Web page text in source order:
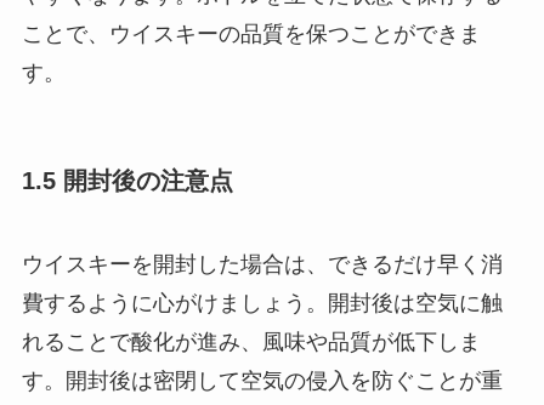
ことで、ウイスキーの品質を保つことができま
す。
1.5 開封後の注意点
ウイスキーを開封した場合は、できるだけ早く消
費するように心がけましょう。開封後は空気に触
れることで酸化が進み、風味や品質が低下しま
す。開封後は密閉して空気の侵入を防ぐことが重